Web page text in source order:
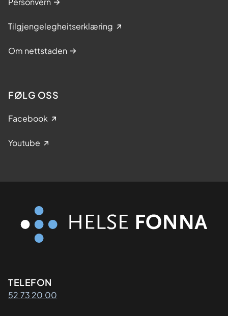
Tilgjengelegheitserklæring
Om nettstaden
FØLG OSS
Facebook
Youtube
Kontaktinformasjon
TELEFON
52 73 20 00